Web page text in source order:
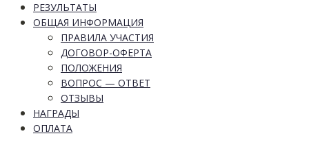
РЕЗУЛЬТАТЫ
ОБЩАЯ ИНФОРМАЦИЯ
ПРАВИЛА УЧАСТИЯ
ДОГОВОР-ОФЕРТА
ПОЛОЖЕНИЯ
ВОПРОС — ОТВЕТ
ОТЗЫВЫ
НАГРАДЫ
ОПЛАТА